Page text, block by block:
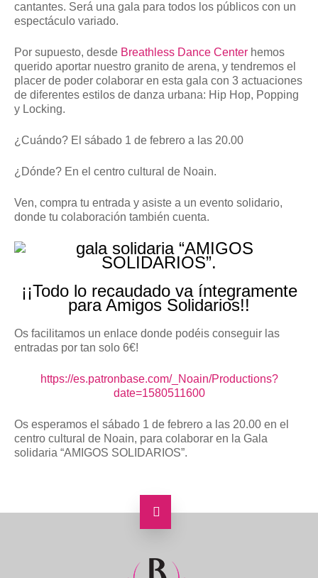
cantantes. Será una gala para todos los públicos con un
espectáculo variado.
Por supuesto, desde Breathless Dance Center hemos
querido aportar nuestro granito de arena, y tendremos el
placer de poder colaborar en esta gala con 3 actuaciones
de diferentes estilos de danza urbana: Hip Hop, Popping
y Locking.
¿Cuándo? El sábado 1 de febrero a las 20.00
¿Dónde? En el centro cultural de Noain.
Ven, compra tu entrada y asiste a un evento solidario,
donde tu colaboración también cuenta.
¡¡Todo lo recaudado va íntegramente
para Amigos Solidarios!!
Os facilitamos un enlace donde podéis conseguir las
entradas por tan solo 6€!
https://es.patronbase.com/_Noain/Productions?
date=1580511600
Os esperamos el sábado 1 de febrero a las 20.00 en el
centro cultural de Noain, para colaborar en la Gala
solidaria “AMIGOS SOLIDARIOS”.